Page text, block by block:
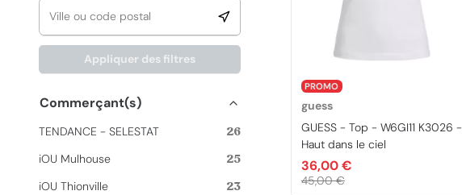
Appliquer des filtres
Commerçant(s)
TENDANCE - SELESTAT 26
iOU Mulhouse 25
iOU Thionville 23
PROMO
guess
GUESS - Top - W6GI11 K3026 -
Haut dans le ciel
36,00 €
45,00 €